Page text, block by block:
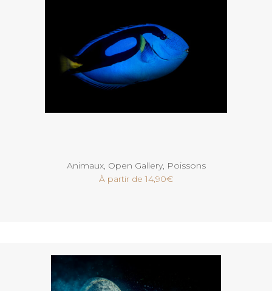
Animaux, Open Gallery, Poissons
À partir de14,90€